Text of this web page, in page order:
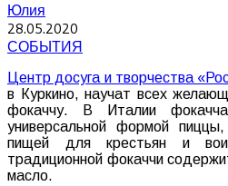
Юлия
28.05.2020
СОБЫТИЯ
Центр досуга и творчества
в Куркино, научат всех
фокаччу. В Италии
универсальной формой
пищей для крестьян и
традиционной фокаччи
масло.